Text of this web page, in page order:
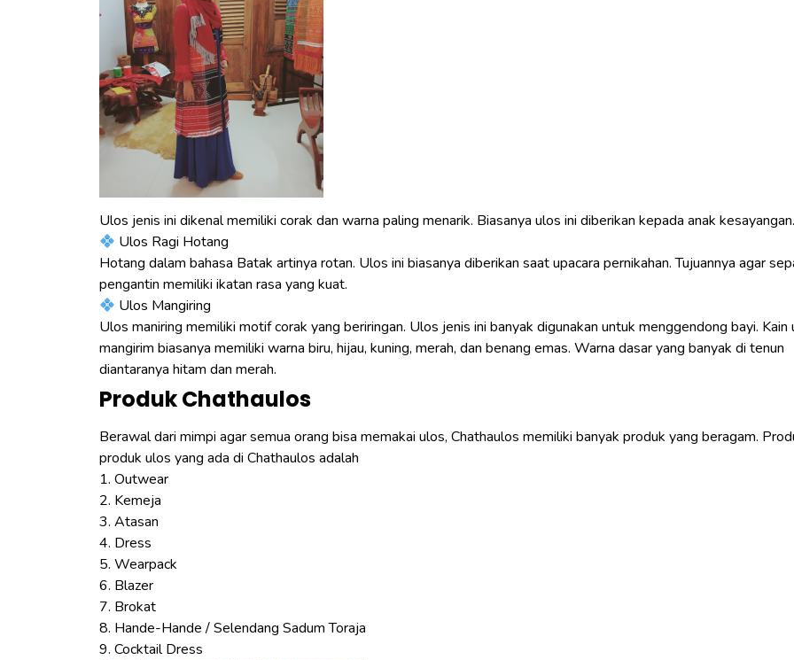
Ulos jenis ini dikenal memiliki corak dan warna paling menarik. Biasanya ulos ini diberikan kepada anak kesayangan.
Ulos Ragi Hotang
Hotang dalam bahasa Batak artinya rotan. Ulos ini biasanya diberikan saat upacara pernikahan. Tujuannya agar
pengantin memiliki ikatan rasa yang kuat.
Ulos Mangiring
Ulos maniring memiliki motif corak yang beriringan. Ulos jenis ini banyak digunakan untuk menggendong bayi. Kain
mangirim biasanya memiliki warna biru, hijau, kuning, merah, dan benang emas. Warna dasar yang banyak di tenun
diantaranya hitam dan merah.
Produk Chathaulos
Berawal dari mimpi agar semua orang bisa memakai ulos, Chathaulos memiliki banyak produk yang beragam.
produk ulos yang ada di Chathaulos adalah
1. Outwear
2. Kemeja
3. Atasan
4. Dress
5. Wearpack
6. Blazer
7. Brokat
8. Hande-Hande / Selendang Sadum Toraja
9. Cocktail Dress